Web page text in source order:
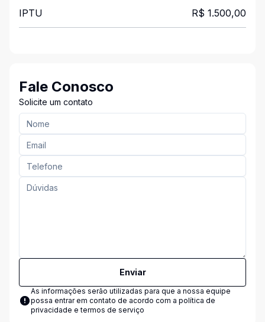
IPTU R$ 1.500,00
Fale Conosco
Solicite um contato
Enviar
As informações serão utilizadas para que a nossa equipe
possa entrar em contato de acordo com a política de
privacidade e termos de serviço